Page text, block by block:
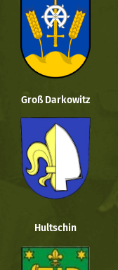
Groß Darkowitz
Hultschin